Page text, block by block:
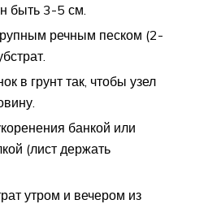
быть 3-5 см.
речным песком (2-
в грунт так, чтобы узел
банкой или
(лист держать
утром и вечером из